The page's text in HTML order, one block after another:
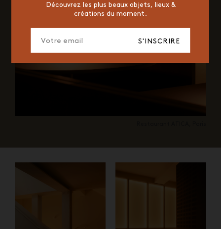
Découvrez les plus beaux objets, lieux &
créations du moment.
S'INSCRIRE